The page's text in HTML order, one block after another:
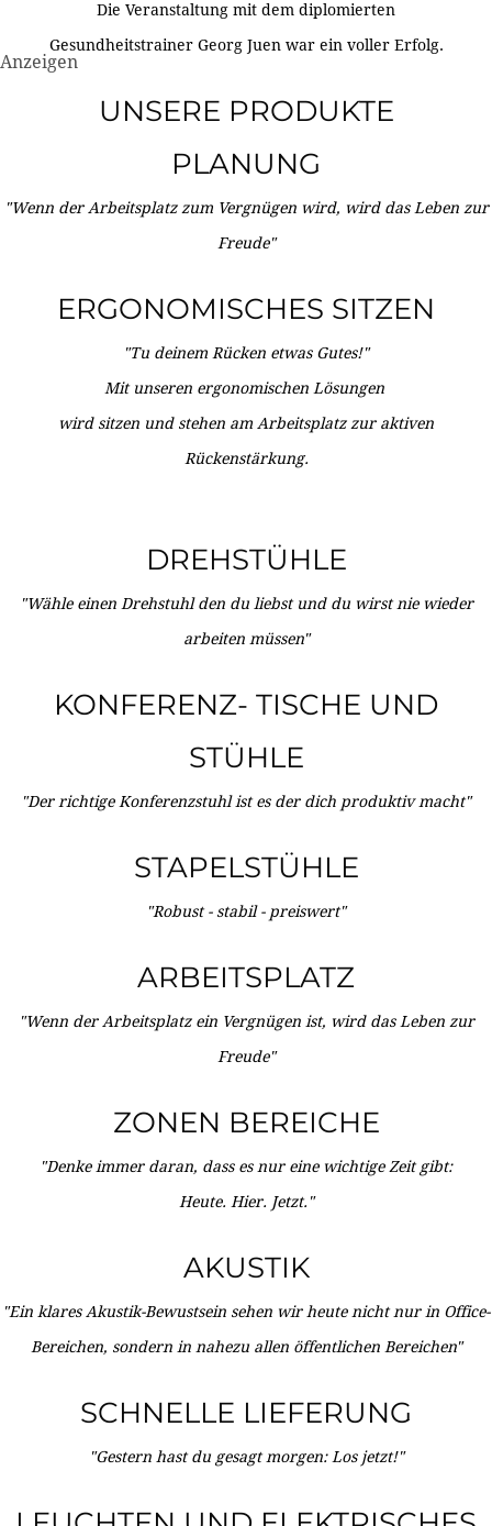
Die Veranstaltung mit dem diplomierten
Gesundheitstrainer Georg Juen war ein voller Erfolg.
Anzeigen
UNSERE PRODUKTE
PLANUNG
"Wenn der Arbeitsplatz zum Vergnügen wird, wird das Leben zur
Freude"
ERGONOMISCHES SITZEN
"Tu deinem Rücken etwas Gutes!"
Mit unseren ergonomischen Lösungen
wird sitzen und stehen am Arbeitsplatz zur aktiven
Rückenstärkung.
DREHSTÜHLE
"Wähle einen Drehstuhl den du liebst und du wirst nie wieder
arbeiten müssen"
KONFERENZ- TISCHE UND
STÜHLE
"Der richtige Konferenzstuhl ist es der dich produktiv macht"
STAPELSTÜHLE
"Robust - stabil - preiswert"
ARBEITSPLATZ
"Wenn der Arbeitsplatz ein Vergnügen ist, wird das Leben zur
Freude"
ZONEN BEREICHE
"Denke immer daran, dass es nur eine wichtige Zeit gibt:
Heute. Hier. Jetzt."
AKUSTIK
"Ein klares Akustik-Bewustsein sehen wir heute nicht nur in Office-
Bereichen, sondern in nahezu allen öffentlichen Bereichen"
SCHNELLE LIEFERUNG
"Gestern hast du gesagt morgen: Los jetzt!"